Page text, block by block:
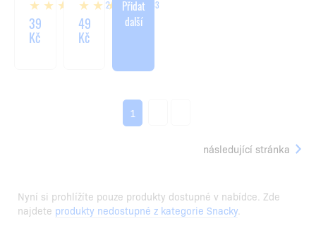
-
40G
22
39
Kč
104G 83
49
Kč
Přidat
další
1
následující stránka
Nyní si prohlížíte pouze produkty dostupné v nabídce. Zde
najdete produkty nedostupné z kategorie Snacky